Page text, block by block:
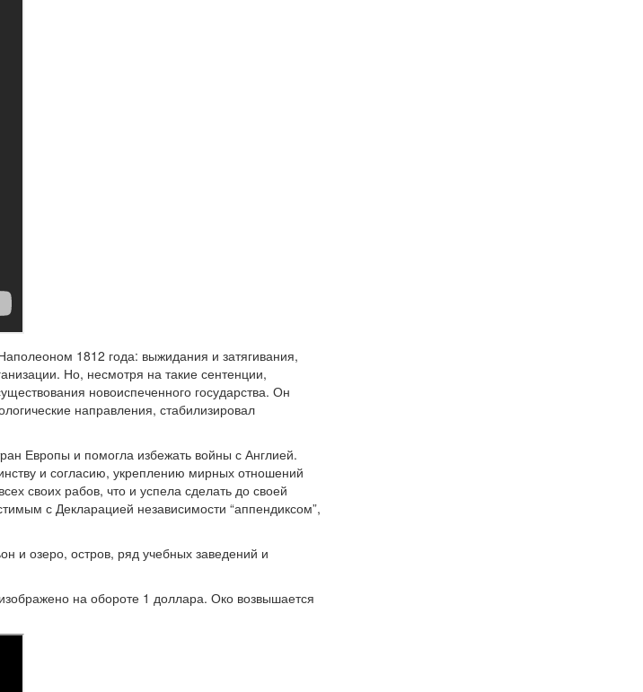
1812 года: выжидания и затягивания,
Но, несмотря на такие сентенции,
новоиспеченного государства. Он
направления, стабилизировал
Европы и помогла избежать войны с Англией.
и согласию, укреплению мирных отношений
своих рабов, что и успела сделать до своей
с Декларацией независимости “аппендиксом”,
и озеро, остров, ряд учебных заведений и
на обороте 1 доллара. Око возвышается